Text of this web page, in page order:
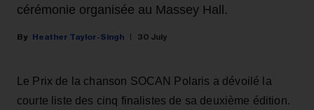
cérémonie organisée au Massey Hall.
Heather Taylor-Singh 30 July
Le Prix de la chanson SOCAN Polaris a dévoilé la
courte liste des cinq finalistes de sa deuxième édition.